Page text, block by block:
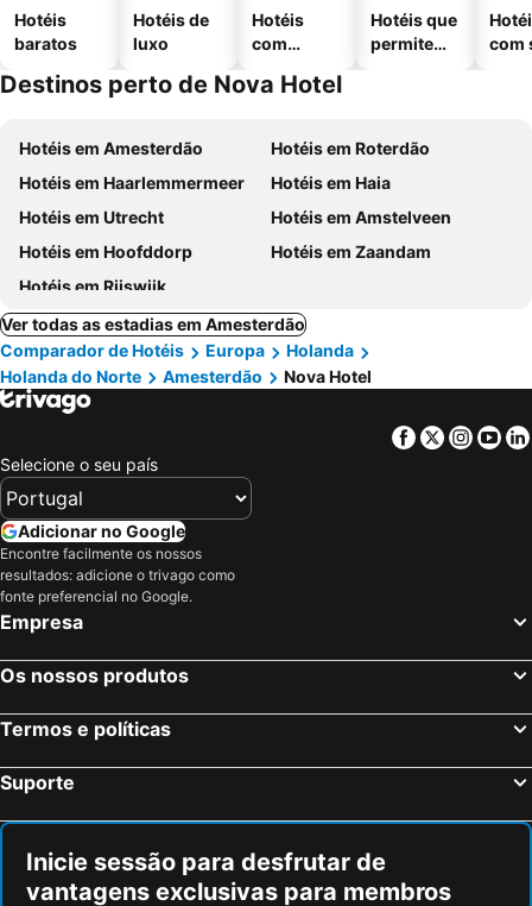
Hotéis
baratos
Hotéis de
luxo
Hotéis
com
Hotéis que
permitem
com
Destinos perto de Nova Hotel
Hotéis em Amesterdão
Hotéis em Roterdão
Hotéis em Haarlemmermeer
Hotéis em Haia
Hotéis em Utrecht
Hotéis em Amstelveen
Hotéis em Hoofddorp
Hotéis em Zaandam
Hotéis em Rijswijk
Ver todas as estadias em Amesterdão
Comparador de Hotéis
Europa
Holanda
Holanda do Norte
Amesterdão Nova Hotel
Facebook
Twitter
Selecione o seu país
Adicionar no Google
Encontre facilmente os nossos
resultados: adicione o trivago como
fonte preferencial no Google.
Empresa
Os nossos produtos
Termos e políticas
Suporte
Inicie sessão para desfrutar de
vantagens exclusivas para membros